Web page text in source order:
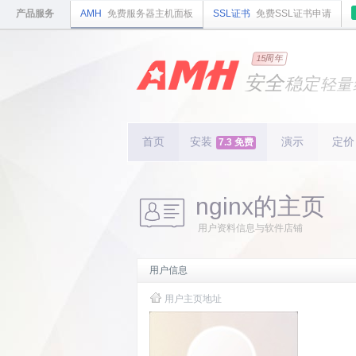
产品服务 AMH 免费服务器主机面板 SSL证书 免费SSL证书申请
15周年
国内领先
安全稳定轻量
首页 安装 7.3 免费 演示 定价
nginx的主页
用户资料信息与软件店铺
用户信息
用户主页地址